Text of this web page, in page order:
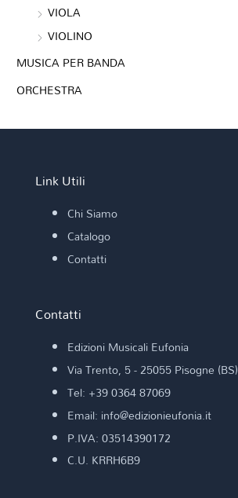
VIOLA
VIOLINO
MUSICA PER BANDA
ORCHESTRA
Link Utili
Chi Siamo
Catalogo
Contatti
Contatti
Edizioni Musicali Eufonia
Via Trento, 5 - 25055 Pisogne (BS)
Tel: +39 0364 87069
Email: info@edizionieufonia.it
P.IVA: 03514390172
C.U. KRRH6B9